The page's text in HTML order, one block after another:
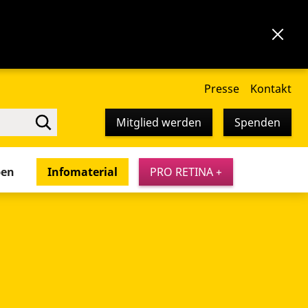
Presse Kontakt
Mitglied werden Spenden
Infomaterial PRO RETINA +